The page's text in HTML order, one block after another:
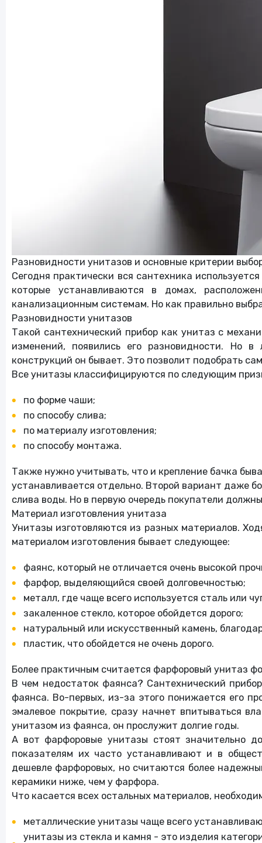
Работа и образование
Отели
Хобби
Другое
Финансы и
страхование
Алкогольные напитки
Еда
Кино
Часы и украшения
Красота и здоровье
Разновидности унитазов и основные критерии
Сегодня практически вся сантехника
которые устанавливаются в домах,
канализационным системам. Но как правильно
Разновидности унитазов
Такой сантехнический прибор как унитаз с
изменений, появились его разновидности. Но
конструкций он бывает. Это позволит подобрать
Все унитазы классифицируются по следующим
по форме чаши;
по способу слива;
по материалу изготовления;
по способу монтажа.
Также нужно учитывать, что и крепление бачка
устанавливается отдельно. Второй вариант даже
слива воды. Но в первую очередь покупатели
Материал изготовления унитаза
Унитазы изготовляются из разных материалов.
материалом изготовления бывает следующее:
фаянс, который не отличается очень высокой
фарфор, выделяющийся своей долговечностью;
металл, где чаще всего используется сталь или
закаленное стекло, которое обойдется дорого;
натуральный или искусственный камень,
пластик, что обойдется не очень дорого.
Более практичным считается фарфоровый унитаз
В чем недостаток фаянса? Сантехнический
фаянса. Во-первых, из-за этого понижается его
эмалевое покрытие, сразу начнет впитываться
унитазом из фаянса, он прослужит долгие годы.
А вот фарфоровые унитазы стоят значительно
показателям их часто устанавливают и в
дешевле фарфоровых, но считаются более
керамики ниже, чем у фарфора.
Что касается всех остальных материалов,
металлические унитазы чаще всего
унитазы из стекла и камня - это изделия